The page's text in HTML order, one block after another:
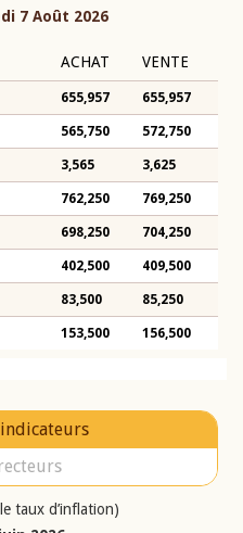
7 Août 2026
ACHAT VENTE
655,957 655,957
565,750 572,750
3,565 3,625
762,250 769,250
698,250 704,250
402,500 409,500
83,500 85,250
153,500 156,500
taux d’inflation)